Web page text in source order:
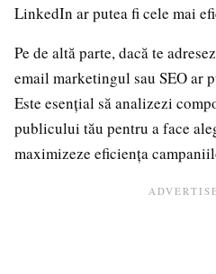
LinkedIn ar putea fi cele mai
Pe de altă parte, dacă te
email marketingul sau SEO ar
Este esențial să analizezi
publicului tău pentru a face
maximizeze eficiența